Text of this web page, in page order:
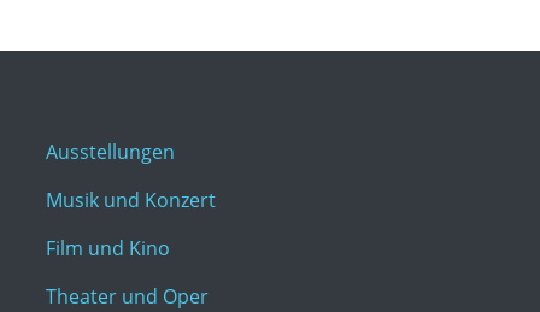
Ausstellungen
Musik und Konzert
Film und Kino
Theater und Oper